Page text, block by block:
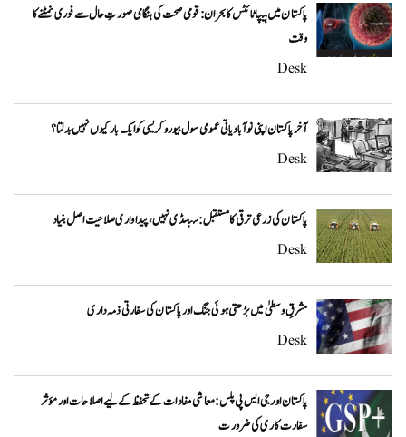
پاکستان میں ہیپاٹائٹس کا بحران: قومی صحت کی ہنگامی صورتِ حال سے فوری نمٹنے کا
وقت
Desk
آخر پاکستان اپنی نوآبادیاتی عمومی سول بیوروکریسی کو ایک بار کیوں نہیں بدلتا؟
Desk
پاکستان کی زرعی ترقی کا مستقبل: سبسڈی نہیں، پیداواری صلاحیت اصل بنیاد
Desk
مشرقِ وسطیٰ میں بڑھتی ہوئی جنگ اور پاکستان کی سفارتی ذمہ داری
Desk
پاکستان اور جی ایس پی پلس: معاشی مفادات کے تحفظ کے لیے اصلاحات اور مؤثر
سفارت کاری کی ضرورت